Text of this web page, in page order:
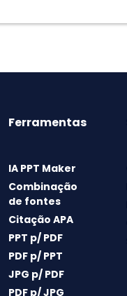
Ferramentas
IA PPT Maker
Combinação
de fontes
Citação APA
PPT p/ PDF
PDF p/ PPT
JPG p/ PDF
PDF p/ JPG